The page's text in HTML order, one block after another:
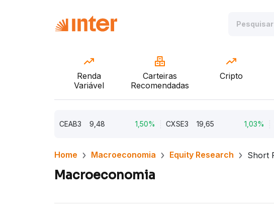
Renda
Variável
Carteiras
Recomendadas
Cripto
9,48 CXSE3 19,65 CYRE3
Home Macroeconomia Equity Research Short
Macroeconomia